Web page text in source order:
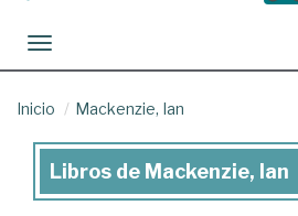
Toggle navigation
Inicio Mackenzie, Ian
Libros
Libros de Mackenzie, Ian